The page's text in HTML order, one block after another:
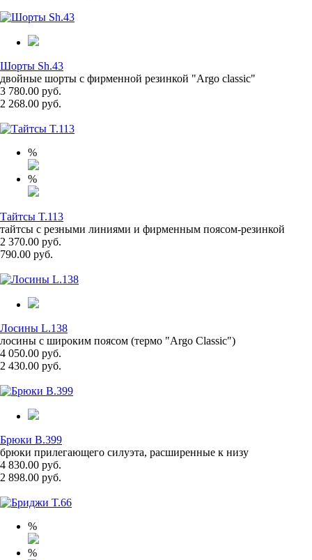
Шорты Sh.43
двойные шорты с фирменной резинкой "Argo classic"
3 780.00 руб.
2 268.00 руб.
%
%
Тайтсы T.113
тайтсы с резными линиями и фирменным поясом-резинкой
2 370.00 руб.
790.00 руб.
Лосины L.138
лосины с широким поясом (термо "Argo Classic")
4 050.00 руб.
2 430.00 руб.
Брюки B.399
брюки прилегающего силуэта, расширенные к низу
4 830.00 руб.
2 898.00 руб.
%
%